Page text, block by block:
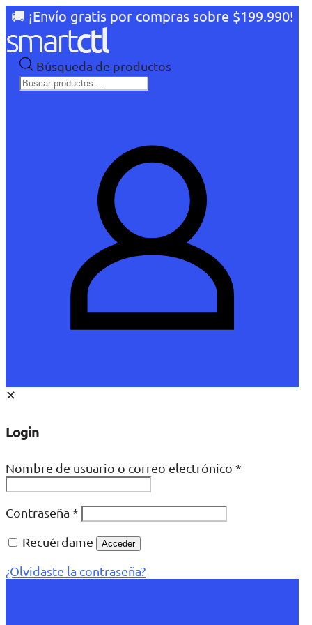
🚚 ¡Envío gratis por compras sobre $199.990!
Búsqueda de productos
✕
Login
Nombre de usuario o correo electrónico *
Contraseña *
Recuérdame
Acceder
¿Olvidaste la contraseña?